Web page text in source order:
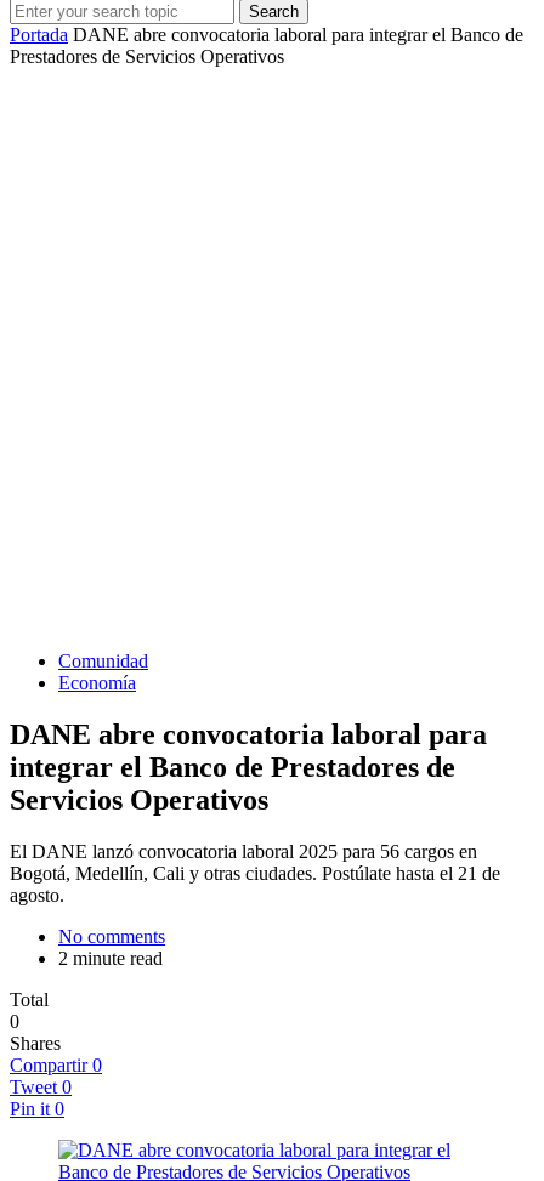
Search
Portada DANE abre convocatoria laboral para integrar el Banco de
Prestadores de Servicios Operativos
Comunidad
Economía
DANE abre convocatoria laboral para
integrar el Banco de Prestadores de
Servicios Operativos
El DANE lanzó convocatoria laboral 2025 para 56 cargos en
Bogotá, Medellín, Cali y otras ciudades. Postúlate hasta el 21 de
agosto.
No comments
2 minute read
Total
0
Shares
Compartir 0
Tweet 0
Pin it 0